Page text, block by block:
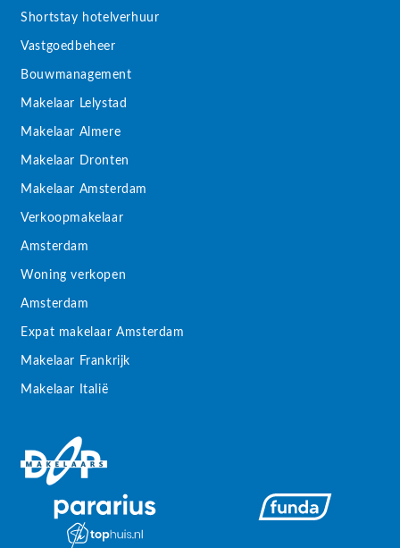
Shortstay hotelverhuur
Vastgoedbeheer
Bouwmanagement
Makelaar Lelystad
Makelaar Almere
Makelaar Dronten
Makelaar Amsterdam
Verkoopmakelaar
Amsterdam
Woning verkopen
Amsterdam
Expat makelaar Amsterdam
Makelaar Frankrijk
Makelaar Italië